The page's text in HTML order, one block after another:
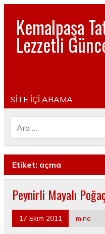
Kemalpaşa
Lezzetli
Pratik, lezzetli, Güncel,
SİTE İÇİ ARAMA
Etiket: açma
Peynirli Mayalı
17 Ekim 2011 mine